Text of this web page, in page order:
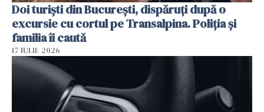
Doi turiști din București, dispăruți după o
excursie cu cortul pe Transalpina. Poliția și
familia îi caută
17 IULIE 2026